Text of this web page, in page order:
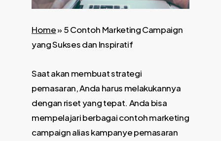
Home» 5 Contoh Marketing Campaign
yang Sukses dan Inspiratif
Saat akan membuat strategi
pemasaran, Anda harus melakukannya
dengan riset yang tepat. Anda bisa
mempelajari berbagai contoh marketing
campaign alias kampanye pemasaran